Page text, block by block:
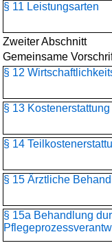
§ 11 Leistungsarten
Zweiter Abschnitt
Gemeinsame
§ 12
§ 13 Kostenerstattung
§ 14
§ 15 Ärztliche
§ 15a Behandlung